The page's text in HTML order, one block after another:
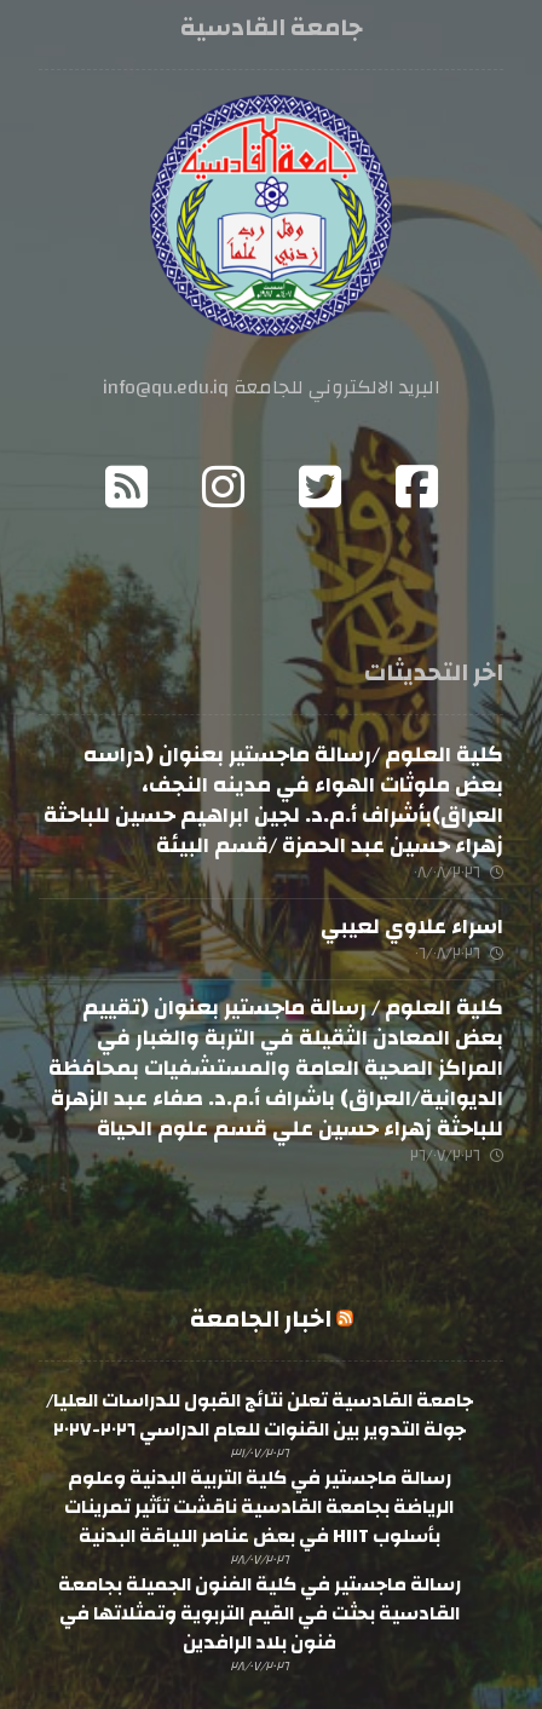
جامعة القادسية
البريد الالكتروني للجامعة info@qu.edu.iq
اخر التحديثات
كلية العلوم /رسالة ماجستير بعنوان (دراسه
بعض ملوثات الهواء في مدينه النجف،
العراق)بأشراف أ.م.د. لجين ابراهيم حسين للباحثة
زهراء حسين عبد الحمزة /قسم البيئة
٠٨/٠٨/٢٠٢٦
اسراء علاوي لعيبي
٠٦/٠٨/٢٠٢٦
كلية العلوم / رسالة ماجستير بعنوان (تقييم
بعض المعادن الثقيلة في التربة والغبار في
المراكز الصحية العامة والمستشفيات بمحافظة
الديوانية/العراق) باشراف أ.م.د. صفاء عبد الزهرة
للباحثة زهراء حسين علي قسم علوم الحياة
٢٦/٠٧/٢٠٢٦
اخبار الجامعة
جامعة القادسية تعلن نتائج القبول للدراسات العليا/
جولة التدوير بين القنوات للعام الدراسي ٢٠٢٦-٢٠٢٧
٣١/٠٧/٢٠٢٦
رسالة ماجستير في كلية التربية البدنية وعلوم
الرياضة بجامعة القادسية ناقشت تأثير تمرينات
بأسلوب HIIT في بعض عناصر اللياقة البدنية
٢٨/٠٧/٢٠٢٦
رسالة ماجستير في كلية الفنون الجميلة بجامعة
القادسية بحثت في القيم التربوية وتمثلاتها في
فنون بلاد الرافدين
٢٨/٠٧/٢٠٢٦